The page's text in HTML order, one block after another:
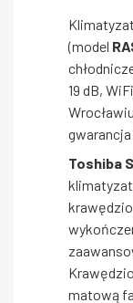
(model
19 dB,
gwarancja
Toshiba
matową